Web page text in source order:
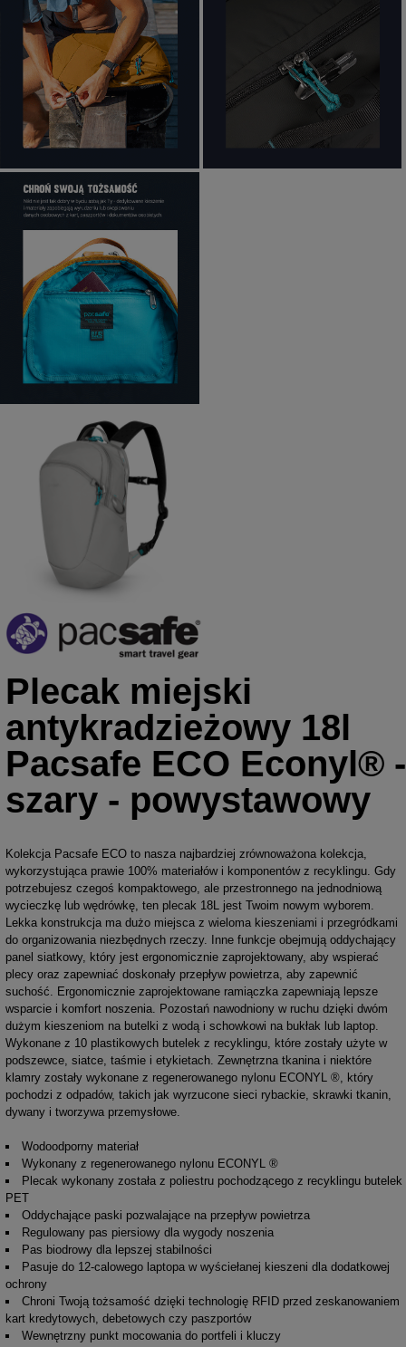
Plecak miejski
antykradzieżowy 18l
Pacsafe ECO Econyl® -
szary - powystawowy
Kolekcja Pacsafe ECO to nasza najbardziej zrównoważona kolekcja,
wykorzystująca prawie 100% materiałów i komponentów z recyklingu. Gdy
potrzebujesz czegoś kompaktowego, ale przestronnego na jednodniową
wycieczkę lub wędrówkę, ten plecak 18L jest Twoim nowym wyborem.
Lekka konstrukcja ma dużo miejsca z wieloma kieszeniami i przegródkami
do organizowania niezbędnych rzeczy. Inne funkcje obejmują oddychający
panel siatkowy, który jest ergonomicznie zaprojektowany, aby wspierać
plecy oraz zapewniać doskonały przepływ powietrza, aby zapewnić
suchość. Ergonomicznie zaprojektowane ramiączka zapewniają lepsze
wsparcie i komfort noszenia. Pozostań nawodniony w ruchu dzięki dwóm
dużym kieszeniom na butelki z wodą i schowkowi na bukłak lub laptop.
Wykonane z 10 plastikowych butelek z recyklingu, które zostały użyte w
podszewce, siatce, taśmie i etykietach. Zewnętrzna tkanina i niektóre
klamry zostały wykonane z regenerowanego nylonu ECONYL ®, który
pochodzi z odpadów, takich jak wyrzucone sieci rybackie, skrawki tkanin,
dywany i tworzywa przemysłowe.
Wodoodporny materiał
Wykonany z regenerowanego nylonu ECONYL ®
Plecak wykonany została z poliestru pochodzącego z recyklingu butelek
PET
Oddychające paski pozwalające na przepływ powietrza
Regulowany pas piersiowy dla wygody noszenia
Pas biodrowy dla lepszej stabilności
Pasuje do 12-calowego laptopa w wyściełanej kieszeni dla dodatkowej
ochrony
Chroni Twoją tożsamość dzięki technologię RFID przed zeskanowaniem
kart kredytowych, debetowych czy paszportów
Wewnętrzny punkt mocowania do portfeli i kluczy